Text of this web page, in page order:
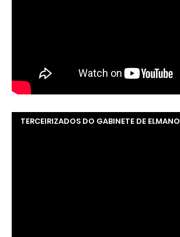
TERCEIRIZADOS DO GABINETE DE ELMANO